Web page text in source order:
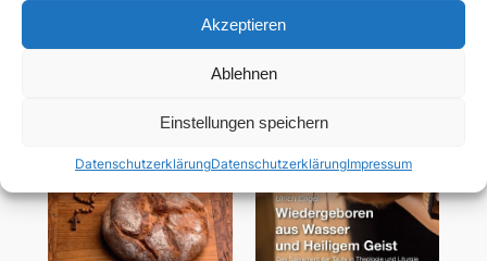
Akzeptieren
Ablehnen
Einstellungen speichern
DatenschutzerklärungDatenschutzerklärungImpressum